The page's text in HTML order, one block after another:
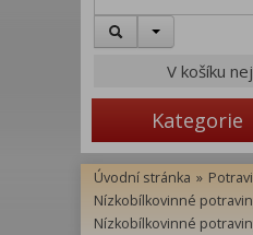
V košíku
Kategorie
Úvodní stránka »
Nízkobílkovinné
Nízkobílkovinné